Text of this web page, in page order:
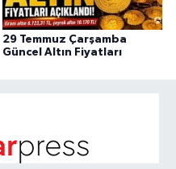
29 Temmuz Çarşamba
Güncel Altın Fiyatları